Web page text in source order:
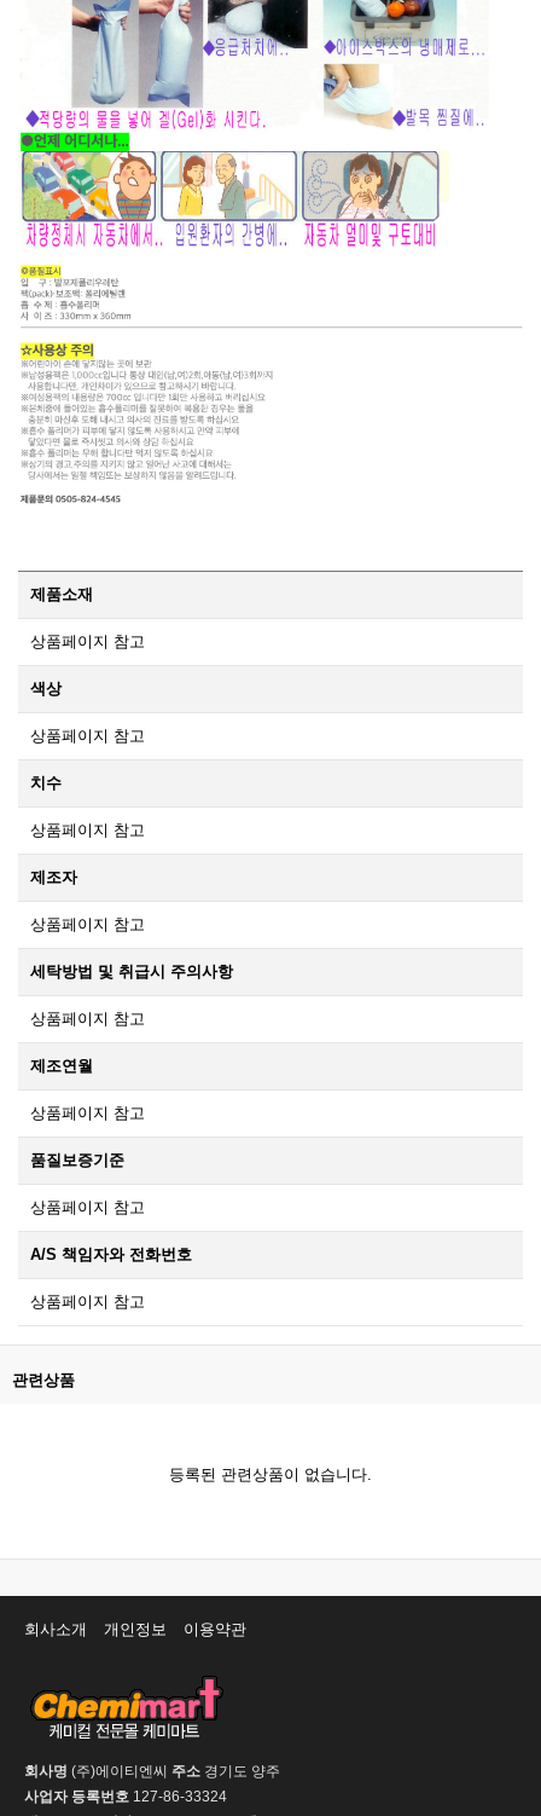
제품소재
상품페이지 참고
색상
상품페이지 참고
치수
상품페이지 참고
제조자
상품페이지 참고
세탁방법 및 취급시 주의사항
상품페이지 참고
제조연월
상품페이지 참고
품질보증기준
상품페이지 참고
A/S 책임자와 전화번호
상품페이지 참고
관련상품
등록된 관련상품이 없습니다.
회사소개 개인정보 이용약관
회사명 (주)에이티엔씨 주소 경기도 양주
사업자 등록번호 127-86-33324